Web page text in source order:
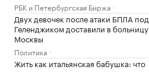
РБК и Петербургская Биржа
Двух девочек после атаки БПЛА под
Геленджиком доставили в больницу
Москвы
Политика
Жить как итальянская бабушка: что